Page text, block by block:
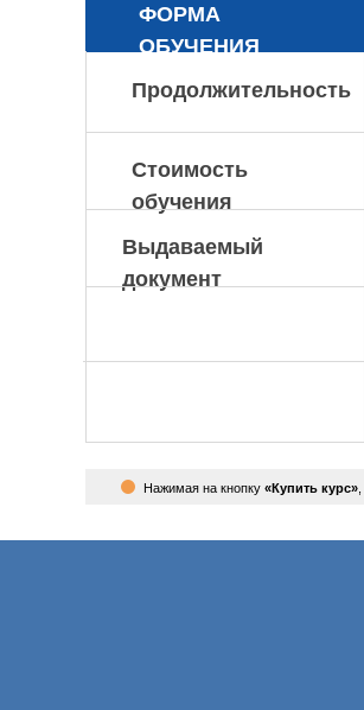
ФОРМА
ОБУЧЕНИЯ
Продолжительность
Выдаваемый
документ
Стоимость
обучения
Нажимая на кнопку «Купить курс»